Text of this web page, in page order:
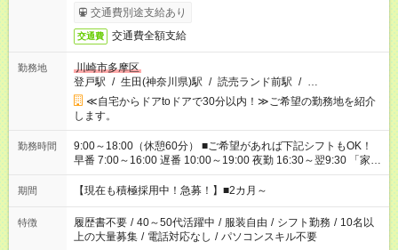
交通費別途支給あり
交通費 交通費全額支給
勤務地
川崎市多摩区
登戸駅 / 生田(神奈川県)駅 / 読売ランド前駅 / …
≪自宅からドアtoドアで30分以内！≫ご希望の勤務地を紹介
します。
勤務時間
9:00～18:00（休憩60分） ■ご希望があれば下記シフトもOK！
早番 7:00～16:00 遅番 10:00～19:00 夜勤 16:30～翌9:30 「家族
と休みを合わせたい」 「余裕を持って夕飯の準備がしたい」
「できれば残業はしたくない」 など、ご希望を教えてください
と、もう1つのお仕事の勤務時間が 合計で週40時間を超える場
合は応募できません。
期間 【現在も積極採用中！急募！】■2カ月～
特徴 履歴書不要 / 40～50代活躍中 / 服装自由 / シフト勤務 / 10名以
上の大量募集 / 電話対応なし / パソコンスキル不要